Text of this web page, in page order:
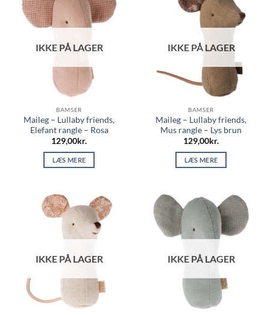
IKKE PÅ LAGER
BAMSER
Maileg – Lullaby friends,
Elefant rangle – Rosa
129,00kr.
LÆS MERE
IKKE PÅ LAGER
BAMSER
Maileg – Lullaby friends,
Mus rangle – Lys brun
129,00kr.
LÆS MERE
IKKE PÅ LAGER IKKE PÅ LAGER